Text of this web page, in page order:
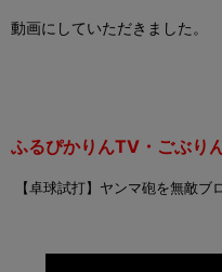
動画にしていただきました。
ふるぴかりんTV・ごぶり
【卓球試打】ヤンマ砲を無敵ブ